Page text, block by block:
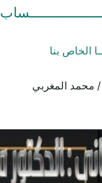
الخاص بنا
/ محمد المغربي